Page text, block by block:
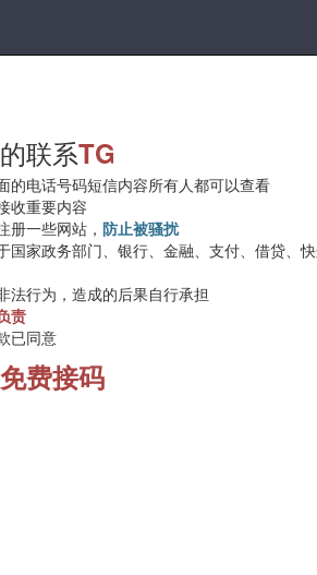
联系TG
的电话号码短信内容所有人都可以查看
收重要内容
册一些网站， 防止被骚扰
国家政务部门、银行、金融、支付、借贷、
法行为，造成的后果自行承担
责
已同意
免费接码